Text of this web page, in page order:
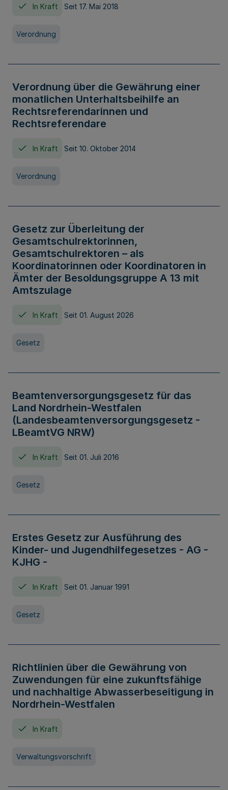
In Kraft Seit 17. Mai 2018
Verordnung
Verordnung über die Gewährung einer
monatlichen Unterhaltsbeihilfe an
Rechtsreferendarinnen und
Rechtsreferendare
In Kraft Seit 10. Oktober 2014
Verordnung
Gesetz zur Überleitung der
Gesamtschulrektorinnen,
Gesamtschulrektoren – als
Koordinatorinnen oder Koordinatoren in
Ämter der Besoldungsgruppe A 13 mit
Amtszulage
In Kraft Seit 01. August 2026
Gesetz
Beamtenversorgungsgesetz für das
Land Nordrhein-Westfalen
(Landesbeamtenversorgungsgesetz -
LBeamtVG NRW)
In Kraft Seit 01. Juli 2016
Gesetz
Erstes Gesetz zur Ausführung des
Kinder- und Jugendhilfegesetzes - AG -
KJHG -
In Kraft Seit 01. Januar 1991
Gesetz
Richtlinien über die Gewährung von
Zuwendungen für eine zukunftsfähige
und nachhaltige Abwasserbeseitigung in
Nordrhein-Westfalen
In Kraft
Verwaltungsvorschrift